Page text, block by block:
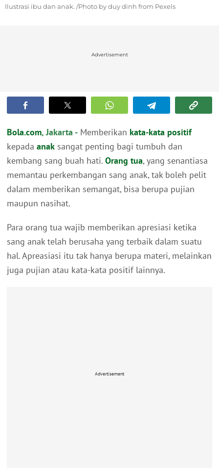
Ilustrasi ibu dan anak. /Photo by duy dinh from Pexels
Advertisement
Bola.com, Jakarta - Memberikan kata-kata positif
kepada anak sangat penting bagi tumbuh dan
kembang sang buah hati. Orang tua, yang senantiasa
memantau perkembangan sang anak, tak boleh pelit
dalam memberikan semangat, bisa berupa pujian
maupun nasihat.
Para orang tua wajib memberikan apresiasi ketika
sang anak telah berusaha yang terbaik dalam suatu
hal. Apreasiasi itu tak hanya berupa materi, melainkan
juga pujian atau kata-kata positif lainnya.
Advertisement